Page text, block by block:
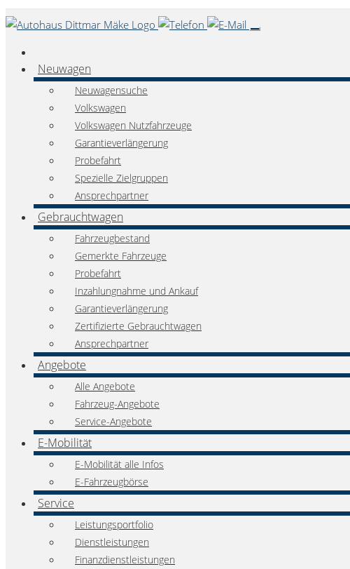
Neuwagen
Neuwagensuche
Volkswagen
Volkswagen Nutzfahrzeuge
Garantieverlängerung
Probefahrt
Spezielle Zielgruppen
Ansprechpartner
Gebrauchtwagen
Fahrzeugbestand
Gemerkte Fahrzeuge
Probefahrt
Inzahlungnahme und Ankauf
Garantieverlängerung
Zertifizierte Gebrauchtwagen
Ansprechpartner
Angebote
Alle Angebote
Fahrzeug-Angebote
Service-Angebote
E-Mobilität
E-Mobilität alle Infos
E-Fahrzeugbörse
Service
Leistungsportfolio
Dienstleistungen
Finanzdienstleistungen